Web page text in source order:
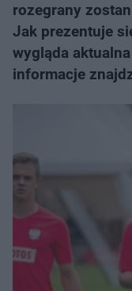
rozegrany
Jak prezentuje
wygląda
informacje